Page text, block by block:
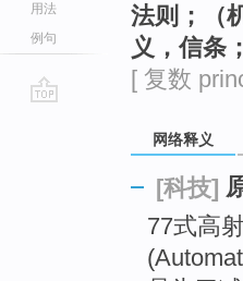
用法
例句
法则；（
义，信条
[ 复数
网络释义
[科技]
77式高